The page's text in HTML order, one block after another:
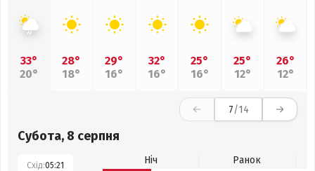
33°
20°
28°
18°
29°
16°
32°
16°
25°
16°
25°
12°
26°
12°
7/14
Субота, 8 серпня
Схід:05:21 Ніч
Ранок